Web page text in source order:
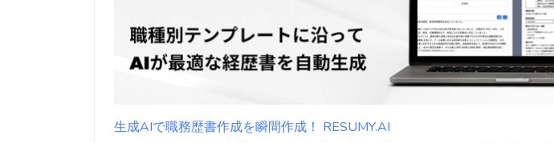
生成AIで職務歴書作成を瞬間作成！ RESUMY.AI